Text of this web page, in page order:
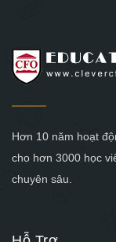
Hơn 10 năm hoạt
cho hơn 3000 học
chuyên sâu.